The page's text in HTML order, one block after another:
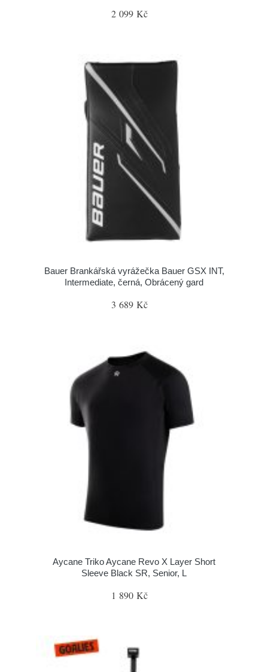
2 099 Kč
Bauer Brankářská vyrážečka Bauer GSX INT,
Intermediate, černá, Obrácený gard
3 689 Kč
Aycane Triko Aycane Revo X Layer Short
Sleeve Black SR, Senior, L
1 890 Kč